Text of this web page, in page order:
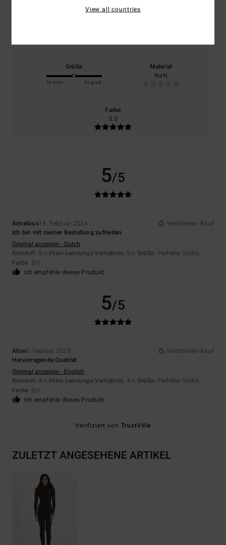
Größe
Zu klein Zu groß
Material
NaN
Farbe
5.0
5/5
Annelous15. Februar 2026
Verifizierter Kauf
Ich bin mit meiner Bestellung zufrieden
Original anzeigen - Dutch
Komfort: 5/5 Preis-Leistungs-Verhältnis: 5/5 Größe: Perfekte Größe
Farbe: 5/5
Ich empfehle dieses Produkt
5/5
Alice5. Februar 2026
Verifizierter Kauf
Hervorragende Qualität
Original anzeigen - English
Komfort: 4/5 Preis-Leistungs-Verhältnis: 4/5 Größe: Perfekte Größe
Farbe: 5/5
Ich empfehle dieses Produkt
Verifiziert von TrustVille
ZULETZT ANGESEHENE ARTIKEL
View all countries